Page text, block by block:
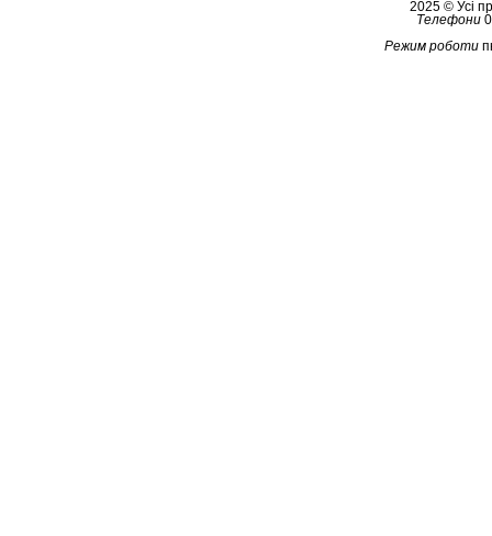
2025 © Усі
Телефони
Режим роботи